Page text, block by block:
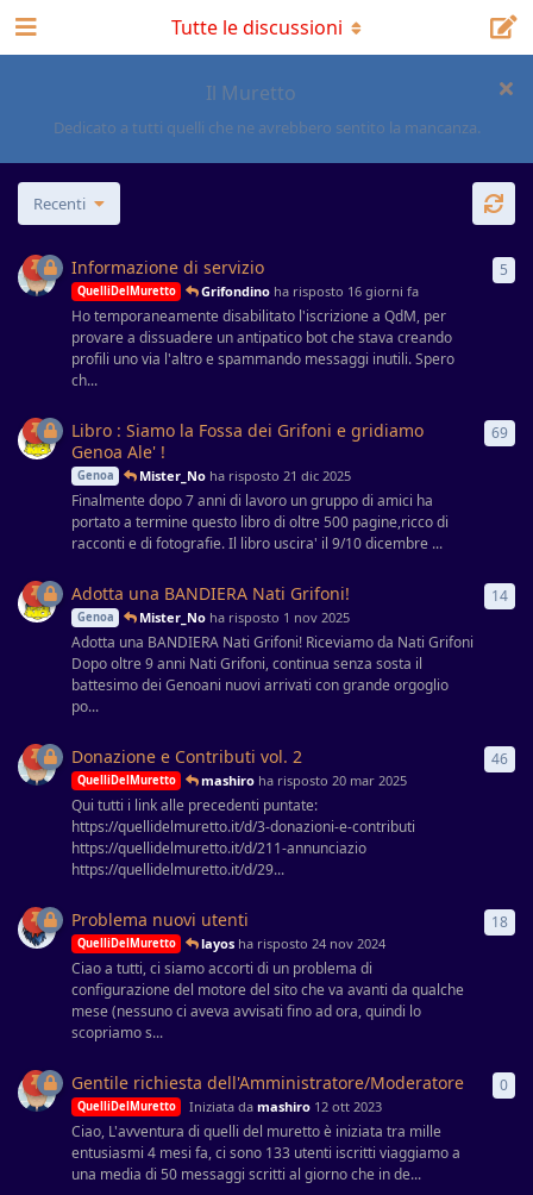
Il Muretto
Dedicato a tutti quelli che ne avrebbero sentito la mancanza.
Tutte le discussioni
Recenti
Informazione di servizio
QuelliDelMuretto Grifondino ha risposto 16 giorni fa
Ho temporaneamente disabilitato l'iscrizione a QdM, per
provare a dissuadere un antipatico bot che stava creando
profili uno via l'altro e spammando messaggi inutili. Spero
ch...
5
Libro : Siamo la Fossa dei Grifoni e gridiamo
Genoa Ale' !
Genoa Mister_No ha risposto21 dic 2025
Finalmente dopo 7 anni di lavoro un gruppo di amici ha
portato a termine questo libro di oltre 500 pagine,ricco di
racconti e di fotografie. Il libro uscira' il 9/10 dicembre ...
69
Adotta una BANDIERA Nati Grifoni!
Genoa Mister_No ha risposto 1 nov 2025
Adotta una BANDIERA Nati Grifoni! Riceviamo da Nati Grifoni
Dopo oltre 9 anni Nati Grifoni, continua senza sosta il
battesimo dei Genoani nuovi arrivati con grande orgoglio
po...
14
Donazione e Contributi vol. 2
QuelliDelMuretto mashiro ha risposto20 mar 2025
Qui tutti i link alle precedenti puntate:
https://quellidelmuretto.it/d/3-donazioni-e-contributi
https://quellidelmuretto.it/d/211-annunciazio
https://quellidelmuretto.it/d/29...
46
Problema nuovi utenti
QuelliDelMuretto layos ha risposto24 nov 2024
Ciao a tutti, ci siamo accorti di un problema di
configurazione del motore del sito che va avanti da qualche
mese (nessuno ci aveva avvisati fino ad ora, quindi lo
scopriamo s...
18
Gentile richiesta dell'Amministratore/Moderatore
QuelliDelMuretto Iniziata damashiro 12 ott 2023
Ciao, L'avventura di quelli del muretto è iniziata tra mille
entusiasmi 4 mesi fa, ci sono 133 utenti iscritti viaggiamo a
una media di 50 messaggi scritti al giorno che in de...
0